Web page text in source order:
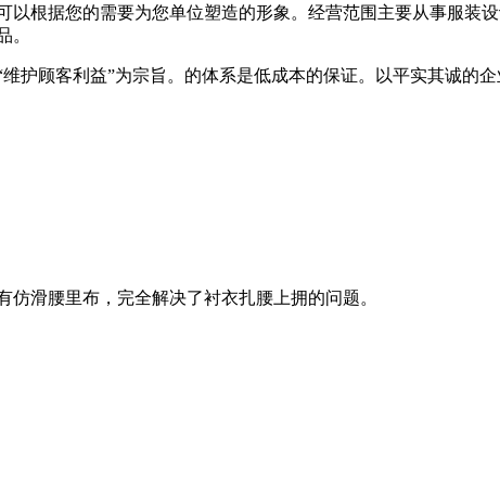
以根据您的需要为您单位塑造的形象。经营范围主要从事服装
。
护顾客利益”为宗旨。的体系是低成本的保证。以平实其诚的
仿滑腰里布，完全解决了衬衣扎腰上拥的问题。